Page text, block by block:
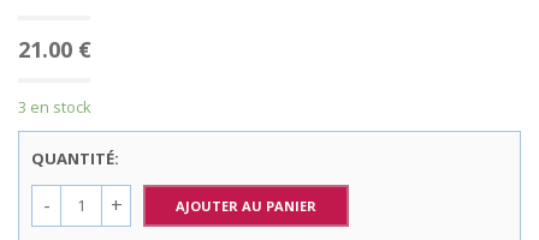
21.00 €
3 en stock
QUANTITÉ:
AJOUTER AU PANIER